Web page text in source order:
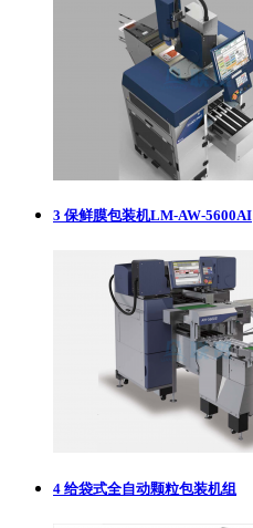
3 保鲜膜包装机LM-AW-5600AI
4 给袋式全自动颗粒包装机组